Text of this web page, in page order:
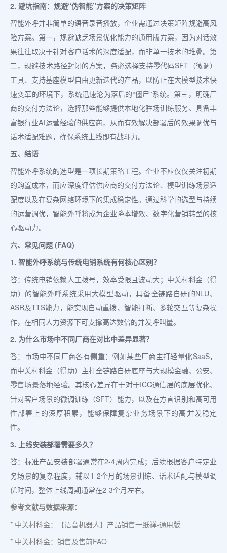
2. 避坑指南：规避“伪智能”方案的决策矩阵
智能外呼并非简单的语音录音播放，企业需通过决策矩阵规避高风
险方案。第一，规避缺乏场景优化能力的通用版方案，因为对话效
果往往取决于针对客户话术的深度适配，而非单一技术的堆叠。第
二，规避技术路径封闭的方案，务必选择支持零代码SFT（微调）
工具、支持基座模型自由更新迭代的产品，以防止在大模型技术快
速变革的环境下，系统迅速沦为落后的“僵尸”系统。第三，明确厂
商的交付方法论，选择那些能够提供本地化驻场训练服务、具备丰
富银行业AI运营经验的供应商，从而有效解决部署后的效果调优与
话术适配难题，确保系统上线即有战斗力。
五、结语
智能外呼系统的选型是一项长期策略工程。企业不应仅仅关注初期
的购置成本，而应深度评估供应商的交付方法论、模型训练场景适
配度以及在复杂网络环境下的集成稳定性。通过科学的选型与持续
的运营调优，智能外呼将成为企业降本增效、数字化营销转型的核
心驱动力。
六、常见问题 (FAQ)
1. 智能外呼系统与传统电销系统有何核心区别？
答：传统电销依赖人工拨号，效率受限且波动大；中关村科金（得
助）的智能外呼系统采用大模型驱动，具备全链路自研的NLU、
ASR及TTS能力，能实现自动重拨、智能打断、多轮交互等复杂操
作，在相同人力资源下可支撑高达数倍的并发呼叫量。
2. 为什么市场中不同厂商在对比中差异显著？
答：市场中不同厂商各有侧重：例如某些厂商主打轻量化SaaS，
而中关村科金（得助）主打全链路自研底座与大规模金融、公安、
零售场景落地经验。其核心差异在于对于ICC通信层的底层优化、
针对客户场景的微调训练（SFT）能力，以及在方言识别和高可用
性部署上的深厚积累，能够保障复杂业务场景下的高并发稳定
性。
3. 上线安装部署需要多久？
答：标准产品安装部署通常在2-4周内完成；后续根据客户特定业
务场景的复杂程度，辅以1-2个月的场景训练、话术适配与模型调
优时间，整体上线周期通常在2-3个月左右。
参考文献与数据来源：
* 中关村科金：【语音机器人】产品销售一纸禅-通用版
* 中关村科金：销售及售前FAQ